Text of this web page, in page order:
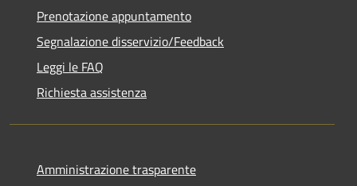
Prenotazione appuntamento
Segnalazione disservizio/Feedback
Leggi le FAQ
Richiesta assistenza
Amministrazione trasparente